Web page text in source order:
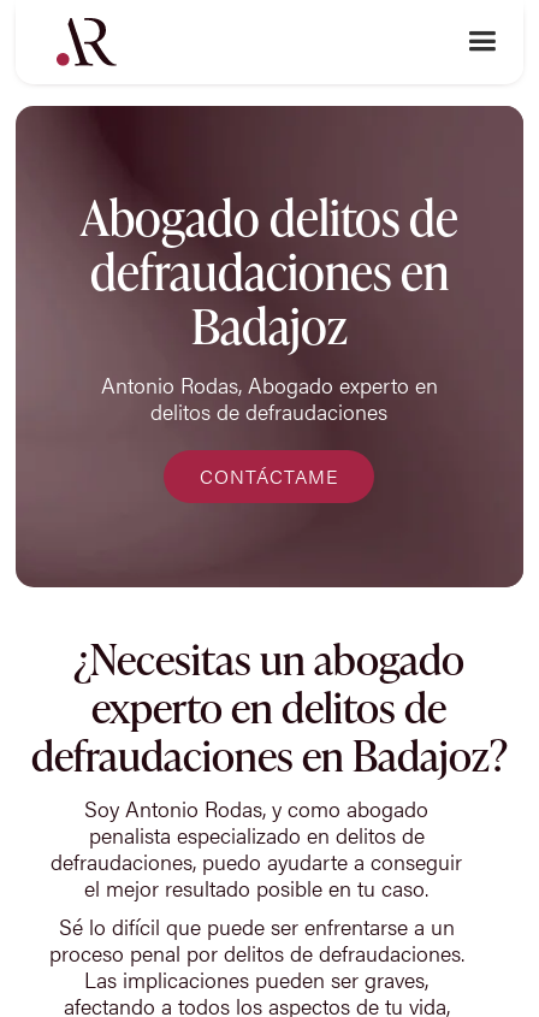
Abogado delitos de
defraudaciones en
Badajoz
Antonio Rodas, Abogado experto en
delitos de defraudaciones
CONTÁCTAME
¿Necesitas un abogado
experto en delitos de
defraudaciones en Badajoz?
Soy Antonio Rodas, y como abogado
penalista especializado en delitos de
defraudaciones, puedo ayudarte a conseguir
el mejor resultado posible en tu caso.
Sé lo difícil que puede ser enfrentarse a un
proceso penal por delitos de defraudaciones.
Las implicaciones pueden ser graves,
afectando a todos los aspectos de tu vida,